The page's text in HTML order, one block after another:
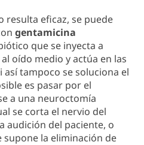
resulta eficaz, se puede
gentamicina
que se inyecta a
oído medio y actúa en las
así tampoco se soluciona el
es pasar por el
a una neuroctomía
se corta el nervio del
audición del paciente, o
la eliminación de